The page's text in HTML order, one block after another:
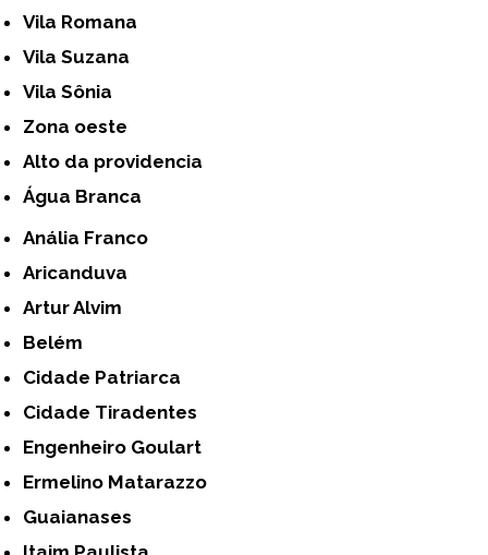
Vila Romana
Vila Suzana
Vila Sônia
Zona oeste
alto da providencia
Água Branca
Anália Franco
Aricanduva
Artur Alvim
Belém
Cidade Patriarca
Cidade Tiradentes
Engenheiro Goulart
Ermelino Matarazzo
Guaianases